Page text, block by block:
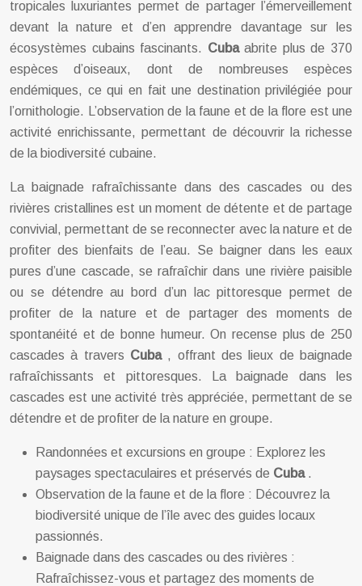
tropicales luxuriantes permet de partager l’émerveillement
devant la nature et d’en apprendre davantage sur les
écosystèmes cubains fascinants. Cubaabrite plus de 370
espèces d’oiseaux, dont de nombreuses espèces
endémiques, ce qui en fait une destination privilégiée pour
l’ornithologie. L’observation de la faune et de la flore est une
activité enrichissante, permettant de découvrir la richesse
de la biodiversité cubaine.
La baignade rafraîchissante dans des cascades ou des
rivières cristallines est un moment de détente et de partage
convivial, permettant de se reconnecter avec la nature et de
profiter des bienfaits de l’eau. Se baigner dans les eaux
pures d’une cascade, se rafraîchir dans une rivière paisible
ou se détendre au bord d’un lac pittoresque permet de
profiter de la nature et de partager des moments de
spontanéité et de bonne humeur. On recense plus de 250
cascades à travers Cuba , offrant des lieux de baignade
rafraîchissants et pittoresques. La baignade dans les
cascades est une activité très appréciée, permettant de se
détendre et de profiter de la nature en groupe.
Randonnées et excursions en groupe : Explorez les
paysages spectaculaires et préservés de Cuba .
Observation de la faune et de la flore : Découvrez la
biodiversité unique de l’île avec des guides locaux
passionnés.
Baignade dans des cascades ou des rivières :
Rafraîchissez-vous et partagez des moments de